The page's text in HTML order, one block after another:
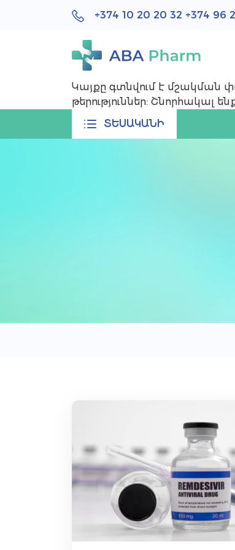
+374 10 20 20 32 +374 96
Կայքը գտնվում է մշակման
թերություններ: Շնորհակալ
ՏԵՍԱԿԱՆԻ